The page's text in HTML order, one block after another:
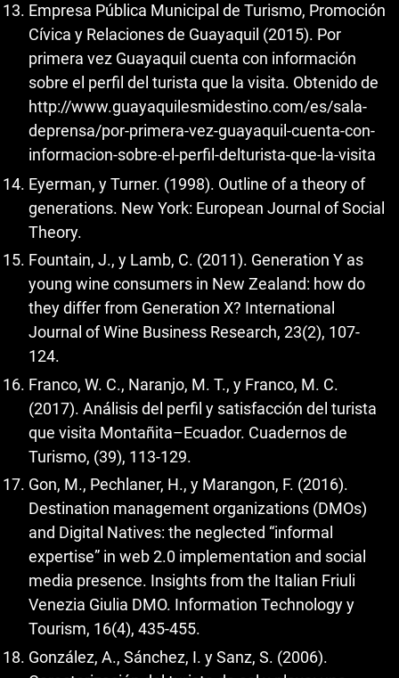
Empresa Pública Municipal de Turismo, Promoción
Cívica y Relaciones de Guayaquil (2015). Por
primera vez Guayaquil cuenta con información
sobre el perfil del turista que la visita. Obtenido de
http://www.guayaquilesmidestino.com/es/sala-
deprensa/por-primera-vez-guayaquil-cuenta-con-
informacion-sobre-el-perfil-delturista-que-la-visita
Eyerman, y Turner. (1998). Outline of a theory of
generations. New York: European Journal of Social
Theory.
Fountain, J., y Lamb, C. (2011). Generation Y as
young wine consumers in New Zealand: how do
they differ from Generation X? International
Journal of Wine Business Research, 23(2), 107-
124.
Franco, W. C., Naranjo, M. T., y Franco, M. C.
(2017). Análisis del perfil y satisfacción del turista
que visita Montañita–Ecuador. Cuadernos de
Turismo, (39), 113-129.
Gon, M., Pechlaner, H., y Marangon, F. (2016).
Destination management organizations (DMOs)
and Digital Natives: the neglected “informal
expertise” in web 2.0 implementation and social
media presence. Insights from the Italian Friuli
Venezia Giulia DMO. Information Technology y
Tourism, 16(4), 435-455.
González, A., Sánchez, I. y Sanz, S. (2006).